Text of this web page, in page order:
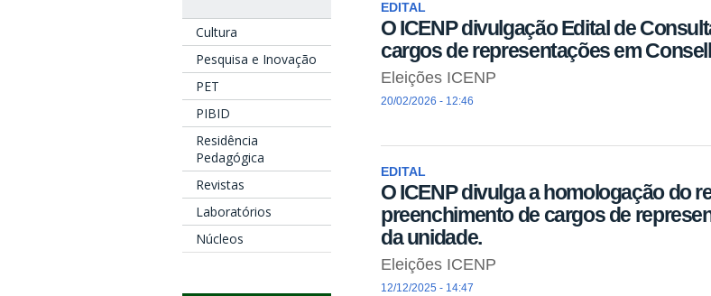
Cultura
Pesquisa e Inovação
PET
PIBID
Residência
Pedagógica
Revistas
Laboratórios
Núcleos
EDITAL
O ICENP divulgação Edital de
cargos de representações em
Eleições ICENP
20/02/2026 - 12:46
EDITAL
O ICENP divulga a homologação do
preenchimento de cargos de
da unidade.
Eleições ICENP
12/12/2025 - 14:47